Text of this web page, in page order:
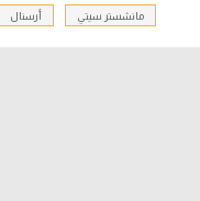
مانشستر سيتي أرسنال